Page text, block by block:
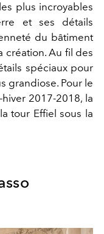
plus incroyables
et ses détails
du bâtiment
création. Au fil des
spéciaux pour
grandiose. Pour le
2017-2018, la
tour Effiel sous la